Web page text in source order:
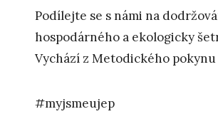
Podílejte se s námi na
hospodárného a ekologicky
Vychází z Metodického
#myjsmeujep